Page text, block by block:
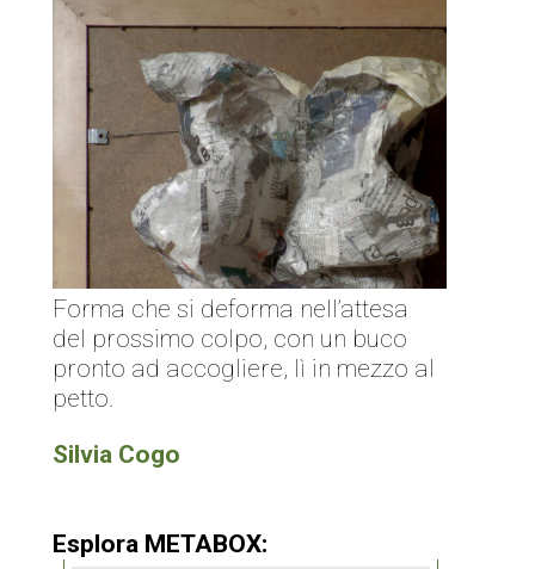
Forma che si deforma nell’attesa
del prossimo colpo, con un buco
pronto ad accogliere, lì in mezzo al
petto.
Silvia Cogo
Esplora METABOX: